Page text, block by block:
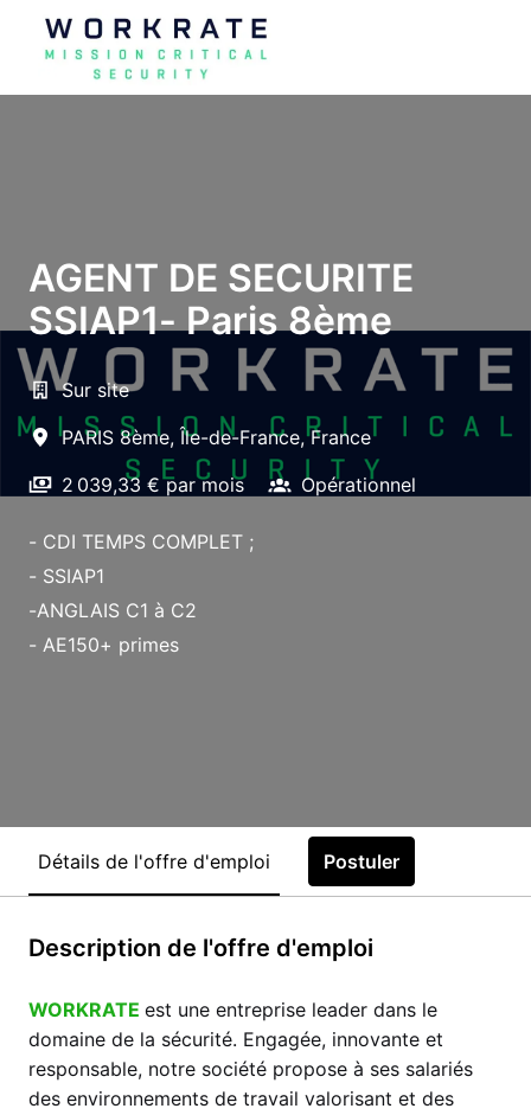
Page d'accueil
AGENT DE SECURITE
SSIAP1- Paris 8ème
Sur site
PARIS 8ème, Île-de-France, France
2 039,33 € par mois
Opérationnel
- CDI TEMPS COMPLET ;
- SSIAP1
-ANGLAIS C1 à C2
- AE150+ primes
Détails de l'offre d'emploi Postuler
Description de l'offre d'emploi
WORKRATE est une entreprise leader dans le
domaine de la sécurité. Engagée, innovante et
responsable, notre société propose à ses salariés
des environnements de travail valorisant et des